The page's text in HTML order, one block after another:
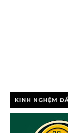
KINH NGHỆM